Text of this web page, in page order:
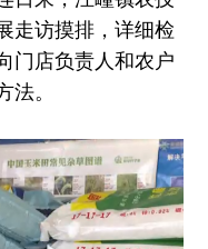
走访摸排，详细检
门店负责人和农户
法。